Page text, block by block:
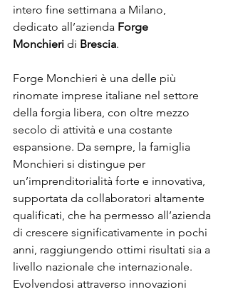
intero fine settimana a Milano,
dedicato all’azienda Forge
Monchieri di Brescia.
Forge Monchieri è una delle più
rinomate imprese italiane nel settore
della forgia libera, con oltre mezzo
secolo di attività e una costante
espansione. Da sempre, la famiglia
Monchieri si distingue per
un’imprenditorialità forte e innovativa,
supportata da collaboratori altamente
qualificati, che ha permesso all’azienda
di crescere significativamente in pochi
anni, raggiungendo ottimi risultati sia a
livello nazionale che internazionale.
Evolvendosi attraverso innovazioni